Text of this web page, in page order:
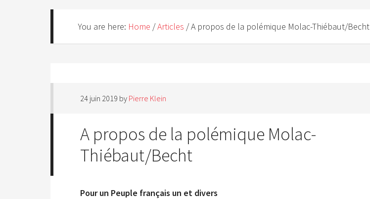
You are here: Home /Articles /A propos de la polémique Molac-Thiébaut/Becht
24 juin 2019 by Pierre Klein
A propos de la polémique Molac-
Thiébaut/Becht
Pour un Peuple français un et divers